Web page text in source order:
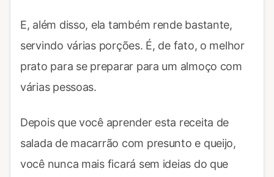
E, além disso, ela também rende bastante,
servindo várias porções. É, de fato, o melhor
prato para se preparar para um almoço com
várias pessoas.
Depois que você aprender esta receita de
salada de macarrão com presunto e queijo,
você nunca mais ficará sem ideias do que